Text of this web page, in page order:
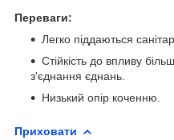
Переваги:
Легко піддаються
Стійкість до впливу
з'єднання єднань.
Низький опір коченню.
Приховати